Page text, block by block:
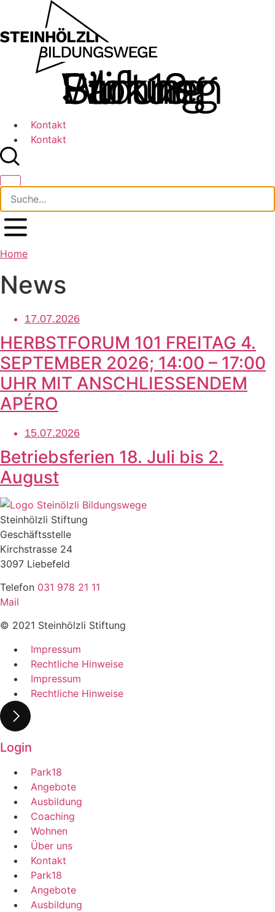
springen
Kontakt
Kontakt
Home
News
17.07.2026
HERBSTFORUM 101 FREITAG 4.
SEPTEMBER 2026; 14:00 – 17:00
UHR MIT ANSCHLIESSENDEM
APÉRO
15.07.2026
Betriebsferien 18. Juli bis 2.
August
Steinhölzli Stiftung
Geschäftsstelle
Kirchstrasse 24
3097 Liebefeld
Telefon 031 978 21 11
Mail
© 2021 Steinhölzli Stiftung
Impressum
Rechtliche Hinweise
Impressum
Rechtliche Hinweise
Login
Park18
Angebote
Ausbildung
Coaching
Wohnen
Über uns
Kontakt
Park18
Angebote
Ausbildung